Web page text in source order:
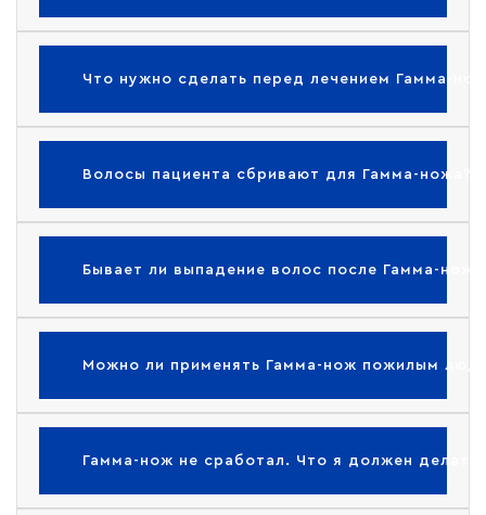
Что нужно сделать перед лечением Гамма-
Волосы пациента сбривают для Гамма-ножа?
Бывает ли выпадение волос после Гамма-
Можно ли применять Гамма-нож пожилым
Гамма-нож не сработал. Что я должен делать?